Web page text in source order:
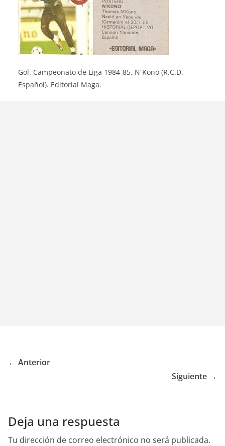
Gol. Campeonato de Liga 1984-85. N´Kono (R.C.D.
Español). Editorial Maga.
← Anterior
Siguiente →
Deja una respuesta
Tu dirección de correo electrónico no será publicada.